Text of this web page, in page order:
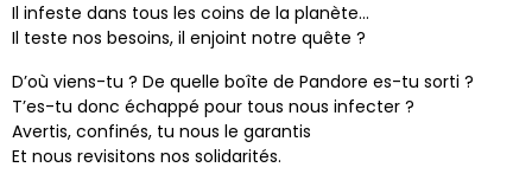
Il infeste dans tous les coins de la planète…
Il teste nos besoins, il enjoint notre quête ?
D’où viens-tu ? De quelle boîte de Pandore es-tu sorti ?
T’es-tu donc échappé pour tous nous infecter ?
Avertis, confinés, tu nous le garantis
Et nous revisitons nos solidarités.